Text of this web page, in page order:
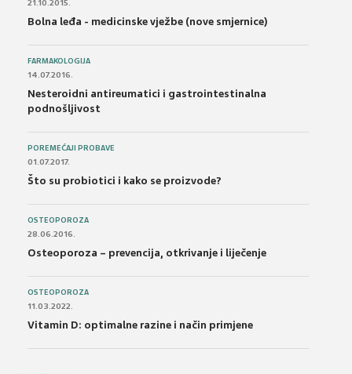
21.10.2015.
Bolna leđa - medicinske vježbe (nove smjernice)
FARMAKOLOGIJA
14.07.2016.
Nesteroidni antireumatici i gastrointestinalna
podnošljivost
POREMEĆAJI PROBAVE
01.07.2017.
Što su probiotici i kako se proizvode?
OSTEOPOROZA
28.06.2016.
Osteoporoza – prevencija, otkrivanje i liječenje
OSTEOPOROZA
11.03.2022.
Vitamin D: optimalne razine i način primjene